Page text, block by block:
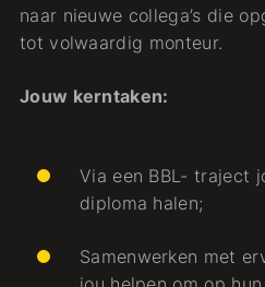
naar nieuwe collega’s die
tot volwaardig monteur.
Jouw kerntaken:
Via een BBL- traject
diploma halen;
Samenwerken met